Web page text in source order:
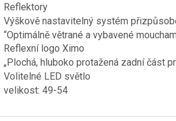
Reflektory
Výškově nastavitelný systém
“Optimálně větrané a vybavené
Reflexní logo Ximo
„Plochá, hluboko protažená zadní část
Volitelné LED světlo
velikost: 49-54